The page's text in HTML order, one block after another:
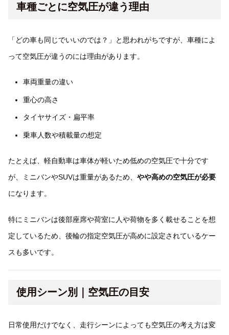
車種ごとに空気圧が違う理由
「どの車も同じでいいのでは？」と思われがちですが、車種によ
って空気圧が違うのには理由があります。
車両重量の違い
重心の高さ
タイヤサイズ・扁平率
乗車人数や積載量の想定
たとえば、軽自動車は車体が軽いため低めの空気圧で十分です
が、ミニバンやSUVは重量があるため、 やや高めの空気圧が必要
になります。
特にミニバンは後部座席や荷室に人や荷物を多く載せることを想
定しているため、後輪の指定空気圧が高めに設定されているケー
スも多いです。
使用シーン別｜空気圧の目安
日常使用だけでなく、走行シーンによっても空気圧の考え方は変